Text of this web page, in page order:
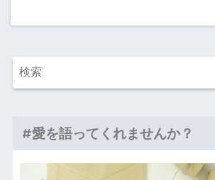
#愛を語ってくれませんか？